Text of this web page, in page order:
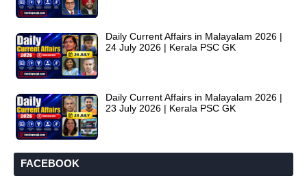
Daily Current Affairs in Malayalam 2026 |
24 July 2026 | Kerala PSC GK
Daily Current Affairs in Malayalam 2026 |
23 July 2026 | Kerala PSC GK
FACEBOOK